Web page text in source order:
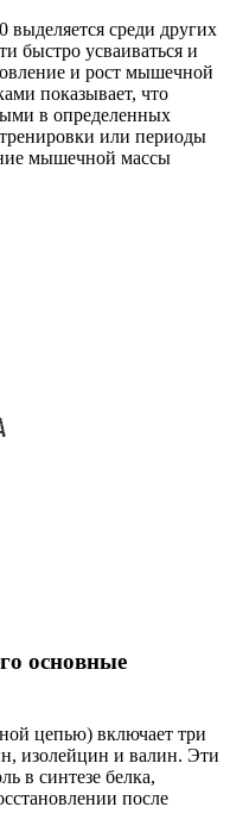
среди других
быстро усваиваться и
и рост мышечной
показывает, что
в определенных
или периоды
мышечной массы
основные
цепью) включает три
изолейцин и валин. Эти
в синтезе белка,
после